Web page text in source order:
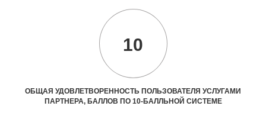
10
ОБЩАЯ УДОВЛЕТВОРЕННОСТЬ ПОЛЬЗОВАТЕЛЯ УСЛУГАМИ
ПАРТНЕРА, БАЛЛОВ ПО 10-БАЛЛЬНОЙ СИСТЕМЕ